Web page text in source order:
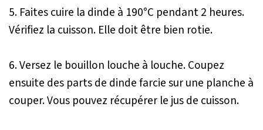
5. Faites cuire la dinde à 190°C pendant 2 heures.
Vérifiez la cuisson. Elle doit être bien rotie.
6. Versez le bouillon louche à louche. Coupez
ensuite des parts de dinde farcie sur une planche à
couper. Vous pouvez récupérer le jus de cuisson.